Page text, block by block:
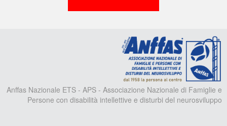
Anffas Nazionale ETS - APS - Associazione Nazionale di Famiglie e
Persone con disabilità intellettive e disturbi del neurosviluppo